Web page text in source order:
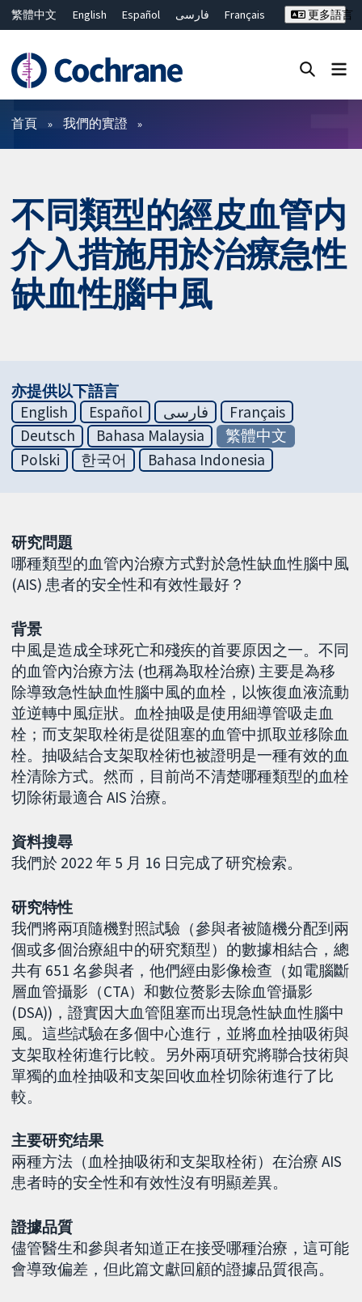
繁體中文 English Español فارسی
Français
ไทย
简体中文
更多語言
篩選條件
首頁 我們的實證
不同類型的經皮血管内
介入措施用於治療急性
缺血性腦中風
亦提供以下語言
English
Español فارسی
Français
Deutsch
Bahasa Malaysia
繁體中文
Polski
한국어 Bahasa Indonesia
研究問題
哪種類型的血管內治療方式對於急性缺血性腦中風
(AIS) 患者的安全性和有效性最好？
背景
中風是造成全球死亡和殘疾的首要原因之一。不同
的血管內治療方法 (也稱為取栓治療) 主要是為移
除導致急性缺血性腦中風的血栓，以恢復血液流動
並逆轉中風症狀。血栓抽吸是使用細導管吸走血
栓；而支架取栓術是從阻塞的血管中抓取並移除血
栓。抽吸結合支架取栓術也被證明是一種有效的血
栓清除方式。然而，目前尚不清楚哪種類型的血栓
切除術最適合 AIS 治療。
資料搜尋
我們於 2022 年 5 月 16 日完成了研究檢索。
研究特性
我們將兩項隨機對照試驗（參與者被隨機分配到兩
個或多個治療組中的研究類型）的數據相結合，總
共有 651 名參與者，他們經由影像檢查（如電腦斷
層血管攝影（CTA）和數位赘影去除血管攝影
(DSA))，證實因大血管阻塞而出現急性缺血性腦中
風。這些試驗在多個中心進行，並將血栓抽吸術與
支架取栓術進行比較。另外兩項研究將聯合技術與
單獨的血栓抽吸和支架回收血栓切除術進行了比
較。
主要研究结果
兩種方法（血栓抽吸術和支架取栓術）在治療 AIS
患者時的安全性和有效性沒有明顯差異。
證據品質
儘管醫生和參與者知道正在接受哪種治療，這可能
會導致偏差，但此篇文獻回顧的證據品質很高。